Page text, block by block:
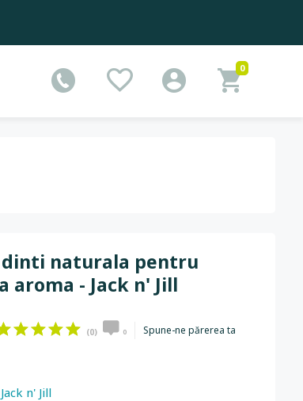
0
dinti naturala pentru
aroma - Jack n' Jill
(0) 0 Spune-ne părerea ta
Jack n' Jill